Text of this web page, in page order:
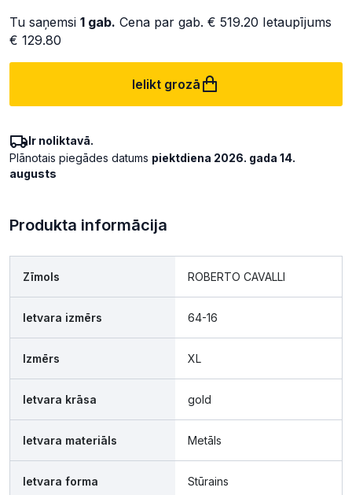
Tu saņemsi 1 gab. Cena par gab. € 519.20 Ietaupījums
€ 129.80
Ielikt grozā
Ir noliktavā.
Plānotais piegādes datums piektdiena 2026. gada 14.
augusts
Produkta informācija
Zīmols ROBERTO CAVALLI
Ietvara izmērs 64-16
Izmērs XL
Ietvara krāsa gold
Ietvara materiāls Metāls
Ietvara forma Stūrains